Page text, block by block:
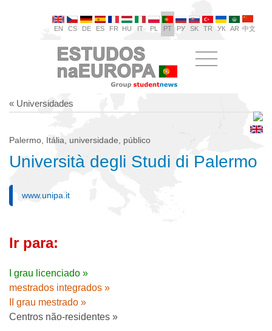
EN CS DE ES FR HU IT PL PT РУ SK TR УК AR 中文
« Universidades
Palermo, Itália, universidade, público
Università degli Studi di Palermo
www.unipa.it
Ir para:
I grau licenciado »
mestrados integrados »
II grau mestrado »
Centros não-residentes »